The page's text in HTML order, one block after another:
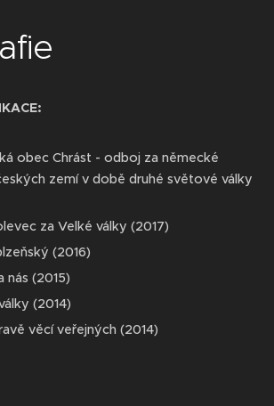
obec Chrást - odboj za německé
zemí v době druhé světové války
za Velké války (2017)
(2016)
nás (2015)
(2014)
věcí veřejných (2014)